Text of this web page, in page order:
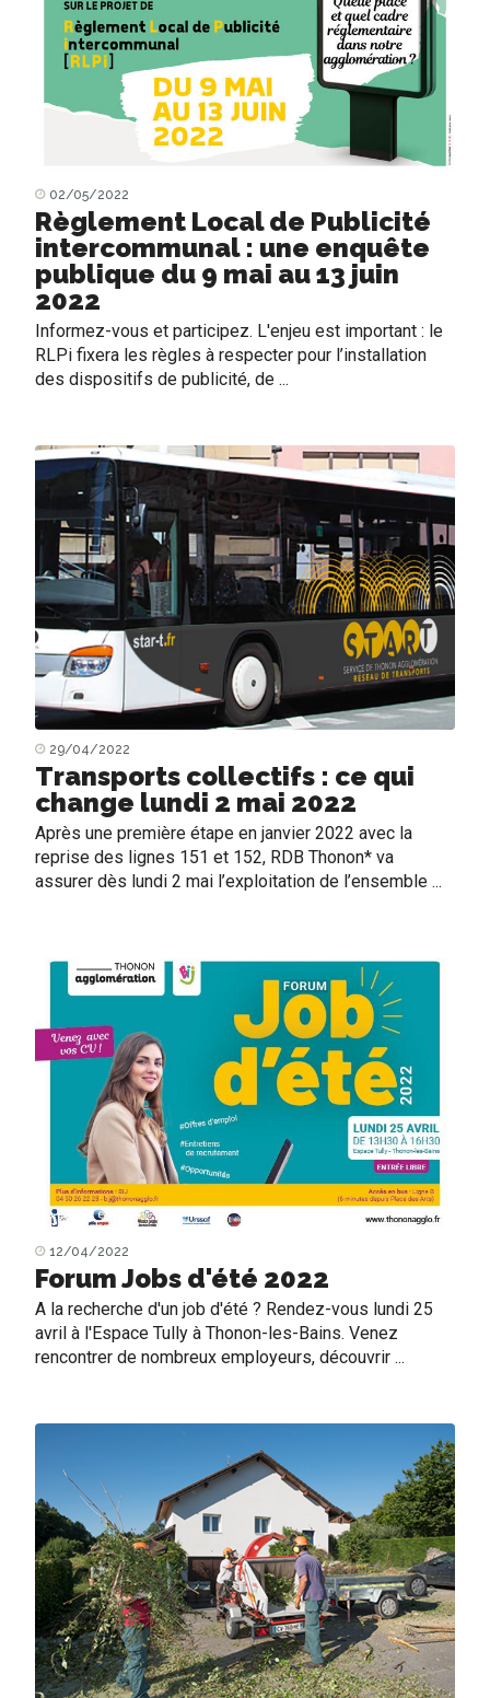
02/05/2022
Règlement Local de Publicité
intercommunal : une enquête
publique du 9 mai au 13 juin
2022
Informez-vous et participez. L'enjeu est important : le
RLPi fixera les règles à respecter pour l’installation
des dispositifs de publicité, de ...
29/04/2022
Transports collectifs : ce qui
change lundi 2 mai 2022
Après une première étape en janvier 2022 avec la
reprise des lignes 151 et 152, RDB Thonon* va
assurer dès lundi 2 mai l’exploitation de l’ensemble ...
12/04/2022
Forum Jobs d'été 2022
A la recherche d'un job d'été ? Rendez-vous lundi 25
avril à l'Espace Tully à Thonon-les-Bains. Venez
rencontrer de nombreux employeurs, découvrir ...